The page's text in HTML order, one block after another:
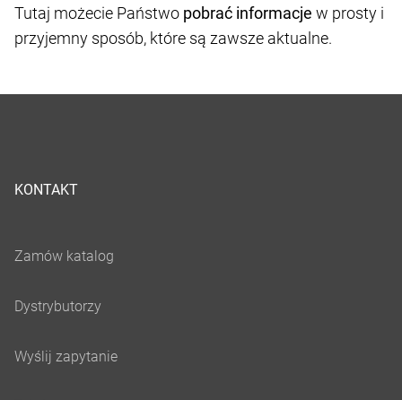
Tutaj możecie Państwo pobrać informacje w prosty i
przyjemny sposób, które są zawsze aktualne.
KONTAKT